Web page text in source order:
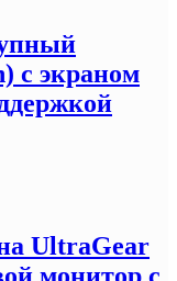
с экраном
UltraGear